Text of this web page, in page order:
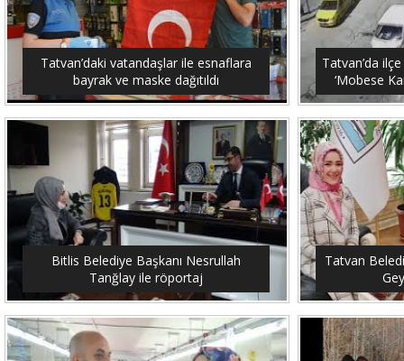
Tatvan’daki vatandaşlar ile esnaflara
bayrak ve maske dağıtıldı
Tatvan’da
‘Mobese
Bitlis Belediye Başkanı Nesrullah
Tanğlay ile röportaj
Tatvan